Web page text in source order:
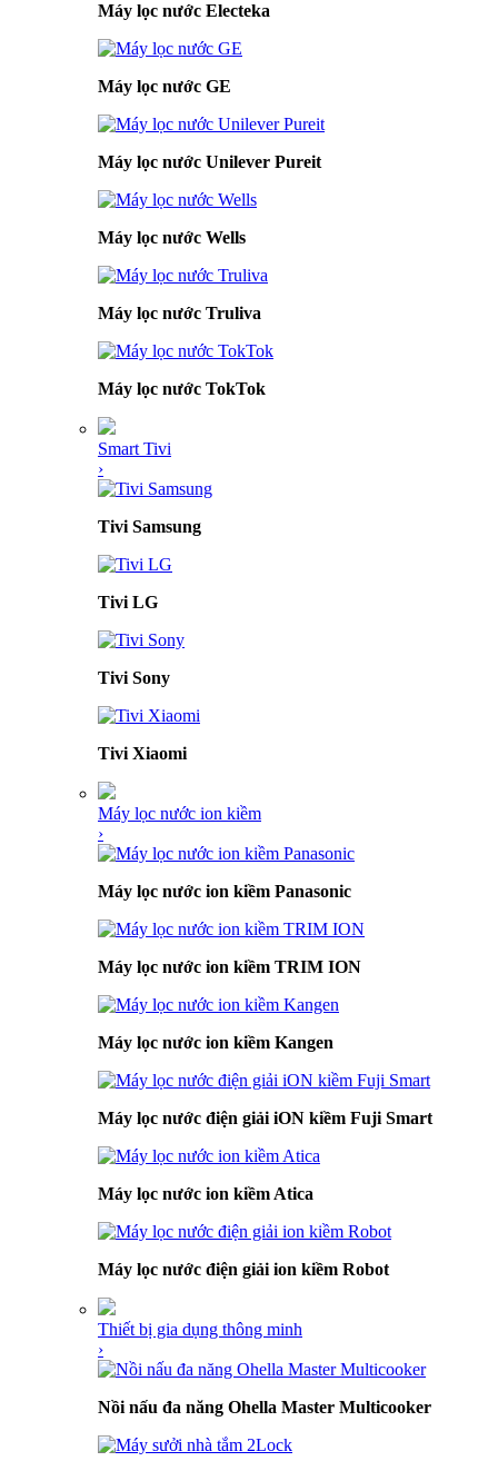
Máy lọc nước Electeka
Máy lọc nước GE
Máy lọc nước Unilever Pureit
Máy lọc nước Wells
Máy lọc nước Truliva
Máy lọc nước TokTok
Smart Tivi
›
Tivi Samsung
Tivi LG
Tivi Sony
Tivi Xiaomi
Máy lọc nước ion kiềm
›
Máy lọc nước ion kiềm Panasonic
Máy lọc nước ion kiềm TRIM ION
Máy lọc nước ion kiềm Kangen
Máy lọc nước điện giải iON kiềm Fuji Smart
Máy lọc nước ion kiềm Atica
Máy lọc nước điện giải ion kiềm Robot
Thiết bị gia dụng thông minh
›
Nồi nấu đa năng Ohella Master Multicooker